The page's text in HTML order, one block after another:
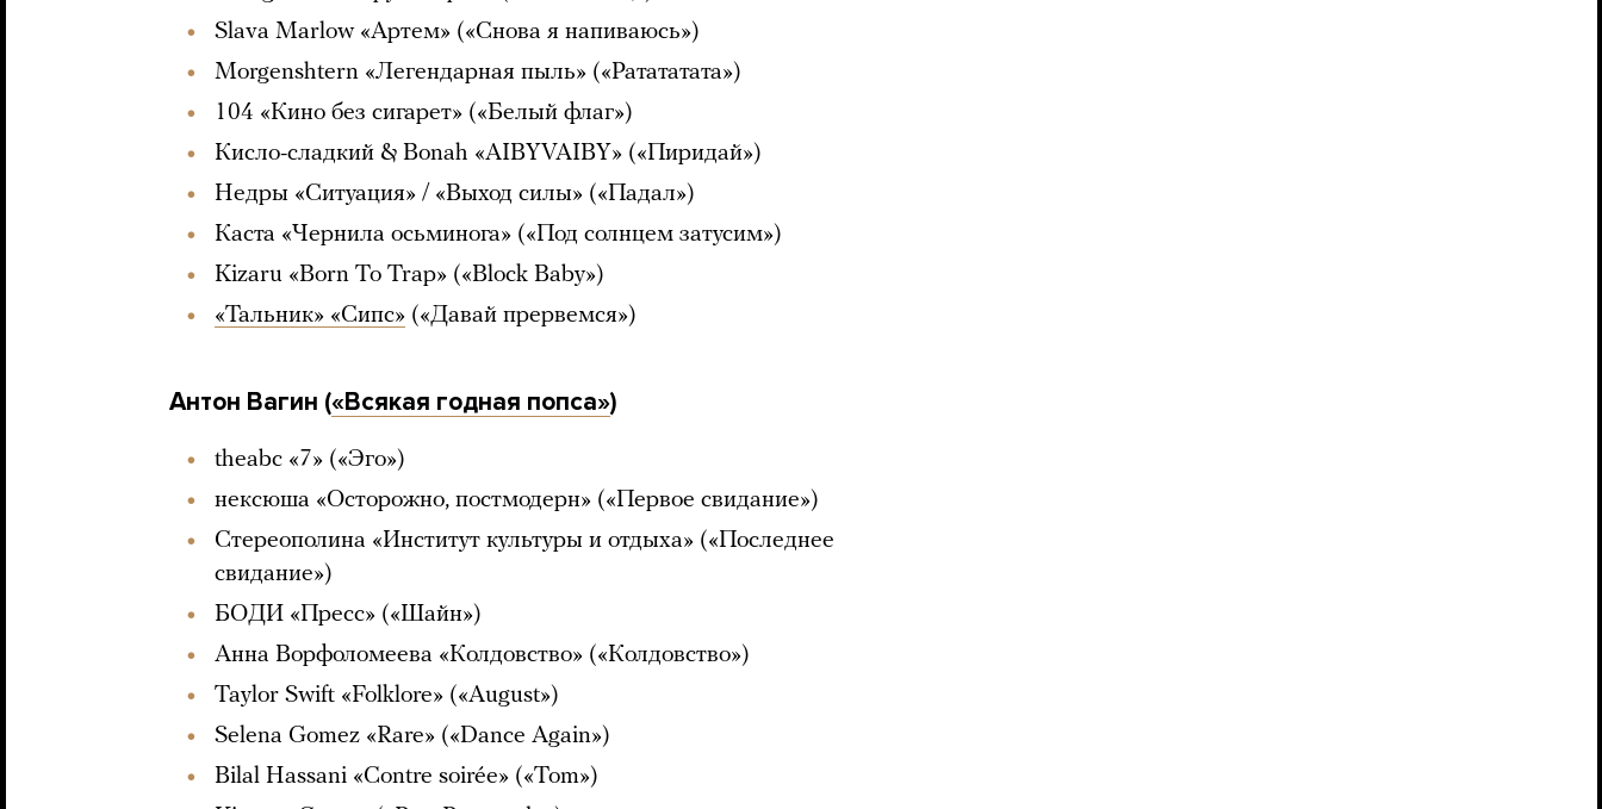
Slava Marlow «Артем» («Снова я напиваюсь»)
Morgenshtern «Легендарная пыль» («Ратататата»)
104 «Кино без сигарет» («Белый флаг»)
Кисло-сладкий & Bonah «AIBYVAIBY» («Пиридай»)
Недры «Ситуация» / «Выход силы» («Падал»)
Каста «Чернила осьминога» («Под солнцем затусим»)
Kizaru «Born To Trap» («Block Baby»)
«Тальник» «Сипс» («Давай прервемся»)
Антон Вагин («Всякая годная попса»)
theabc «7» («Эго»)
нексюша «Осторожно, постмодерн» («Первое свидание»)
Стереополина «Институт культуры и отдыха» («Последнее
свидание»)
БОДИ «Пресс» («Шайн»)
Анна Ворфоломеева «Колдовство» («Колдовство»)
Taylor Swift «Folklore» («August»)
Selena Gomez «Rare» («Dance Again»)
Bilal Hassani «Contre soirée» («Tom»)